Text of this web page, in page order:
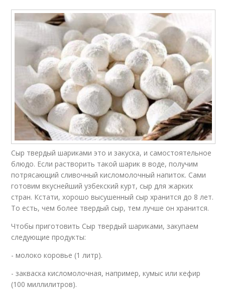
Сыр твердый шариками это и закуска, и самостоятельное
блюдо. Если растворить такой шарик в воде, получим
потрясающий сливочный кисломолочный напиток. Сами
готовим вкуснейший узбекский курт, сыр для жарких
стран. Кстати, хорошо высушенный сыр хранится до 8 лет.
То есть, чем более твердый сыр, тем лучше он хранится.
Чтобы приготовить Сыр твердый шариками, закупаем
следующие продукты:
- молоко коровье (1 литр).
- закваска кисломолочная, например, кумыс или кефир
(100 миллилитров).